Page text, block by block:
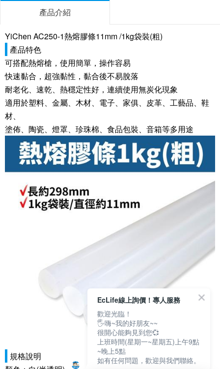
產品介紹
YiChen AC250-1熱熔膠條11mm /1kg袋裝(粗)
產品特色
可搭配熱熔槍，使用簡單，操作容易
快速黏合，超強黏性，黏合後不易脫落
耐老化、速乾、熱穩定性好，連續使用無炭化現象
適用於塑料、金屬、木材、電子、家俱、皮革、工藝品、鞋
材、
塗佈、陶瓷、燈罩、珍珠棉、食品包裝、音箱等多用途
規格說明
EcLife線上詢價！專人服務
歡迎光臨！
🖐嗨~我的好朋友~~
很開心能夠見到您💞
上班時間(星期一~星期五)上午9點
~晚上5點
如有任何問題，歡迎與我們聯絡。